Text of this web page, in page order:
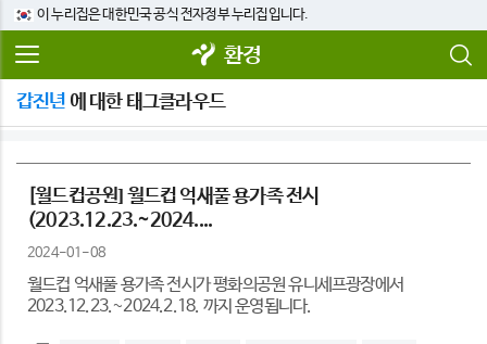
이 누리집은 대한민국 공식 전자정부 누리집입니다.
환경
갑진년 에 대한 태그클라우드
[월드컵공원] 월드컵 억새풀 용가족 전시
(2023.12.23.~2024....
2024-01-08
월드컵 억새풀 용가족 전시가 평화의공원 유니세프광장에서
2023.12.23.~2024.2.18. 까지 운영됩니다.